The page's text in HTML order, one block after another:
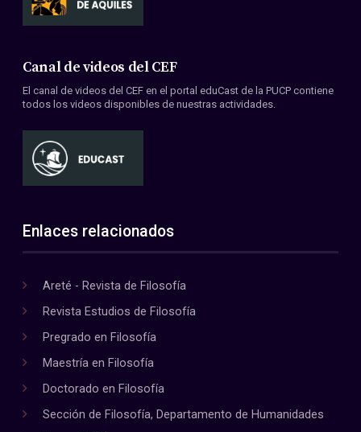
Canal de videos del CEF
El canal de videos del CEF en el portal eduCast de la PUCP contiene
todos los videos disponibles de nuestras actividades.
Enlaces relacionados
Areté - Revista de Filosofía
Revista Estudios de Filosofía
Pregrado en Filosofía
Maestría en Filosofía
Doctorado en Filosofía
Sección de Filosofía, Departamento de Humanidades